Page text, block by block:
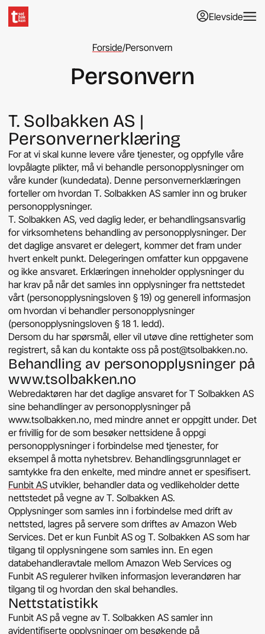
Elevside
Forside/Personvern
Personvern
T. Solbakken AS |
Personvernerklæring
For at vi skal kunne levere våre tjenester, og oppfylle våre
lovpålagte plikter, må vi behandle personopplysninger om
våre kunder (kundedata). Denne personvernerklæringen
forteller om hvordan T. Solbakken AS samler inn og bruker
personopplysninger.
T. Solbakken AS, ved daglig leder, er behandlingsansvarlig
for virksomhetens behandling av personopplysninger. Der
det daglige ansvaret er delegert, kommer det fram under
hvert enkelt punkt. Delegeringen omfatter kun oppgavene
og ikke ansvaret. Erklæringen inneholder opplysninger du
har krav på når det samles inn opplysninger fra nettstedet
vårt (personopplysningsloven § 19) og generell informasjon
om hvordan vi behandler personopplysninger
(personopplysningsloven § 18 1. ledd).
Dersom du har spørsmål, eller vil utøve dine rettigheter som
registrert, så kan du kontakte oss på post@tsolbakken.no.
Behandling av personopplysninger på
www.tsolbakken.no
Webredaktøren har det daglige ansvaret for T Solbakken AS
sine behandlinger av personopplysninger på
www.tsolbakken.no, med mindre annet er oppgitt under. Det
er frivillig for de som besøker nettsidene å oppgi
personopplysninger i forbindelse med tjenester, for
eksempel å motta nyhetsbrev. Behandlingsgrunnlaget er
samtykke fra den enkelte, med mindre annet er spesifisert.
Funbit ASutvikler, behandler data og vedlikeholder dette
nettstedet på vegne av T. Solbakken AS.
Opplysninger som samles inn i forbindelse med drift av
nettsted, lagres på servere som driftes av Amazon Web
Services. Det er kun Funbit AS og T. Solbakken AS som har
tilgang til opplysningene som samles inn. En egen
databehandleravtale mellom Amazon Web Services og
Funbit AS regulerer hvilken informasjon leverandøren har
tilgang til og hvordan den skal behandles.
Nettstatistikk
Funbit AS på vegne av T. Solbakken AS samler inn
avidentifiserte opplysninger om besøkende på